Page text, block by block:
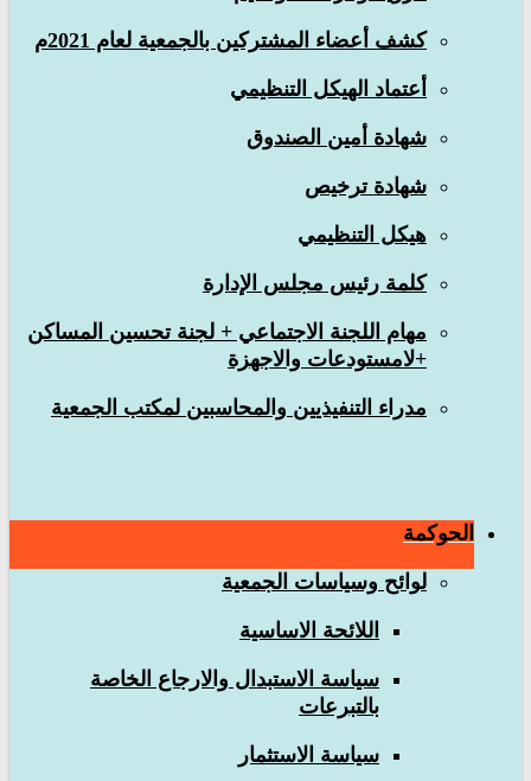
كشف أعضاء المشتركين بالجمعية لعام 2021م
أعتماد الهيكل التنظيمي
شهادة أمين الصندوق
شهادة ترخيص
هيكل التنظيمي
كلمة رئيس مجلس الإدارة
مهام اللجنة الاجتماعي + لجنة تحسين المساكن
+لامستودعات والاجهزة
مدراء التنفيذيين والمحاسبين لمكتب الجمعية
الحوكمة
لوائح وسياسات الجمعية
اللائحة الاساسية
سياسة الاستبدال والارجاع الخاصة
بالتبرعات
سياسة الاستثمار